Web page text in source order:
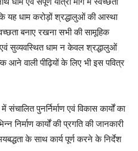
यह धाम करोड़ों श्रद्धालुओं की आस्था
बनाए रखना सभी की सामूहिक
एवं सुव्यवस्थित धाम न केवल श्रद्धालुओं
वाली पीढ़ियों के लिए भी इस पवित्र
पुनर्निर्माण एवं विकास कार्यों का
निर्माण कार्यों की प्रगति की जानकारी
के साथ कार्य पूर्ण करने के निर्देश